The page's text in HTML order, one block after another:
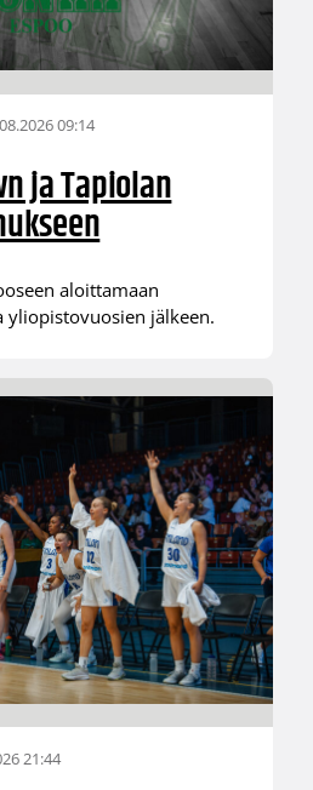
09:14
ja Tapiolan
aloittamaan
yliopistovuosien jälkeen.
21:44